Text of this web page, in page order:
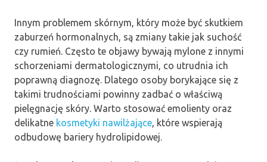
Innym problemem skórnym, który może być skutkiem
zaburzeń hormonalnych, są zmiany takie jak suchość
czy rumień. Często te objawy bywają mylone z innymi
schorzeniami dermatologicznymi, co utrudnia ich
poprawną diagnozę. Dlatego osoby borykające się z
takimi trudnościami powinny zadbać o właściwą
pielęgnację skóry. Warto stosować emolienty oraz
delikatne kosmetyki nawilżające, które wspierają
odbudowę bariery hydrolipidowej.